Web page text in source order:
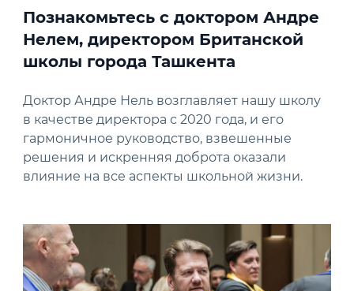
Познакомьтесь с доктором Андре
Нелем, директором Британской
школы города Ташкента
Доктор Андре Нель возглавляет нашу школу
в качестве директора с 2020 года, и его
гармоничное руководство, взвешенные
решения и искренняя доброта оказали
влияние на все аспекты школьной жизни.
News image